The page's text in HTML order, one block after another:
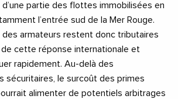
partie des flottes immobilisées en
l’entrée sud de la Mer Rouge.
des armateurs restent donc tributaires
de cette réponse internationale et
rapidement. Au-delà des
sécuritaires, le surcoût des primes
alimenter de potentiels arbitrages